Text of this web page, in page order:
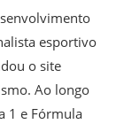
esportivo
o site
Ao longo
1 e Fórmula